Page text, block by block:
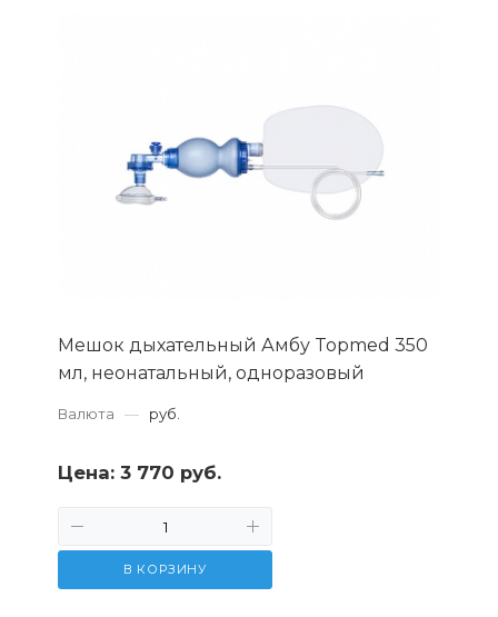
Мешок дыхательный Амбу Topmed 350
мл, неонатальный, одноразовый
Валюта — руб.
Цена: 3 770 руб.
В КОРЗИНУ